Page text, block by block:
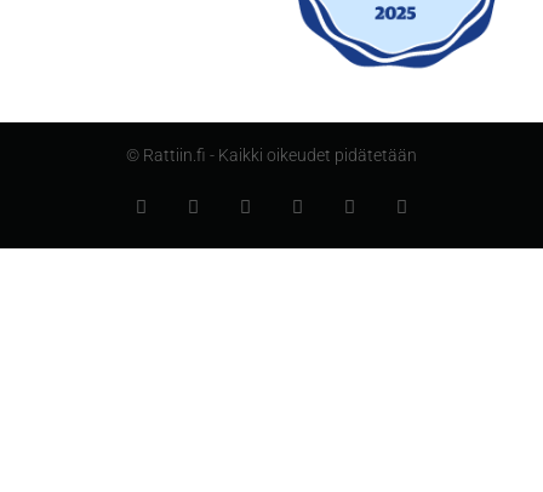
© Rattiin.fi - Kaikki oikeudet pidätetään